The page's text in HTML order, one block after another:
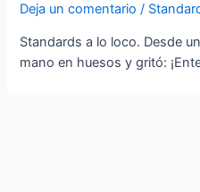
Deja un comentario /
Standards a lo loco. Desde
mano en huesos y gritó: